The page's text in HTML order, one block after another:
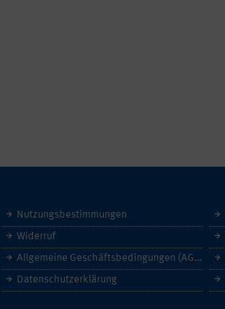
Nutzungsbestimmungen
Widerruf
Allgemeine Geschäftsbedingungen (AGB)
Datenschutzerklärung